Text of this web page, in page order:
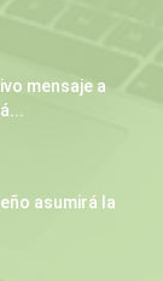
mensaje a
asumirá la